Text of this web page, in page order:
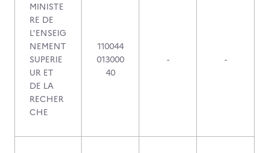
MINISTE
RE DE
L'ENSEIG
NEMENT
SUPERIE
UR ET
DE LA
RECHER
CHE
110044
013000
40
- -